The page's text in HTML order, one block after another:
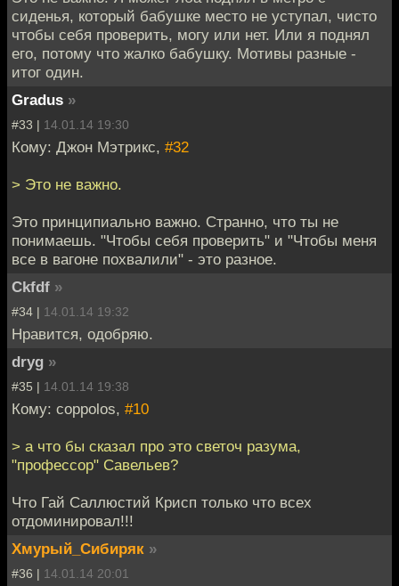
сиденья, который бабушке место не уступал, чисто
чтобы себя проверить, могу или нет. Или я поднял
его, потому что жалко бабушку. Мотивы разные -
итог один.
Gradus »
#33 | 14.01.14 19:30
Кому: Джон Мэтрикс, #32
> Это не важно.
Это принципиально важно. Странно, что ты не
понимаешь. "Чтобы себя проверить" и "Чтобы меня
все в вагоне похвалили" - это разное.
Ckfdf »
#34 | 14.01.14 19:32
Нравится, одобряю.
dryg »
#35 | 14.01.14 19:38
Кому: coppolos, #10
> а что бы сказал про это светоч разума,
"профессор" Савельев?
Что Гай Саллюстий Крисп только что всех
отдоминировал!!!
Хмурый_Сибиряк »
#36 | 14.01.14 20:01